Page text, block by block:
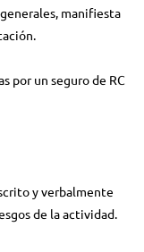
manifiesta
por un seguro de RC
y verbalmente
de la actividad.